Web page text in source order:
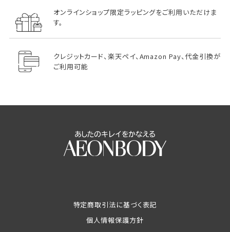
オンラインショップ限定ラッピングをご利用いただけま
す。
クレジットカード、楽天ペイ、Amazon Pay、代金引換が
ご利用可能
特定商取引法に基づく表記
個人情報保護方針